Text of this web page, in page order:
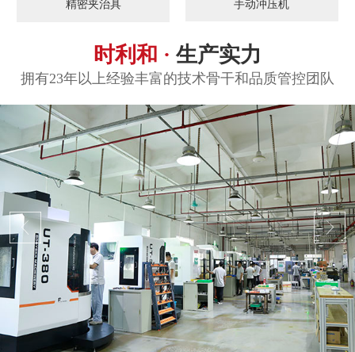
精密夹治具 手动冲压机
时利和 · 生产实力
拥有23年以上经验丰富的技术骨干和品质管控团队